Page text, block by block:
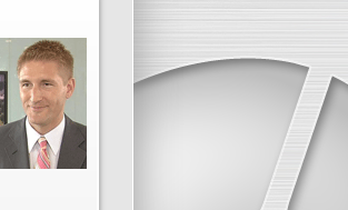
Individuelle Lösungen
unterstützen Ihr
Projekt